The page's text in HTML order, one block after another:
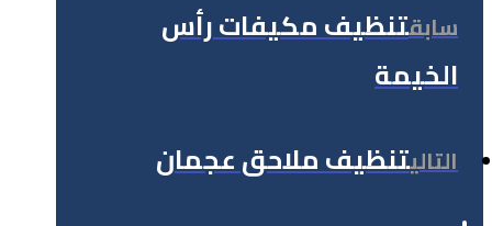
سابقتنظيف مكيفات رأس
الخيمة
التاليتنظيف ملاحق عجمان